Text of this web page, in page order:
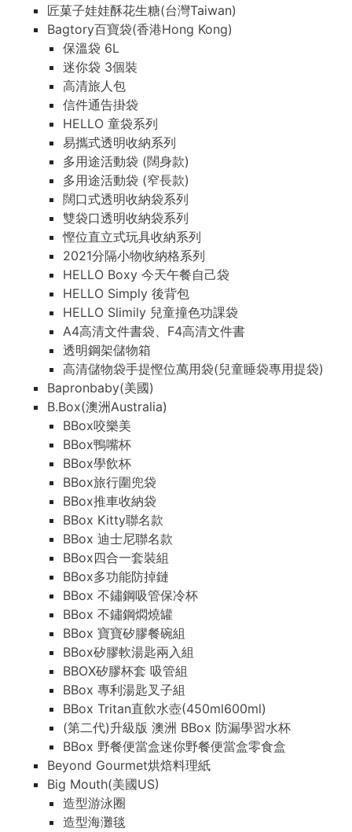
匠菓子娃娃酥花生糖(台灣Taiwan)
Bagtory百寶袋(香港Hong Kong)
保溫袋 6L
迷你袋 3個裝
高清旅人包
信件通告掛袋
HELLO 童袋系列
易攜式透明收納系列
多用途活動袋 (闊身款)
多用途活動袋 (窄長款)
闊口式透明收納袋系列
雙袋口透明收納袋系列
慳位直立式玩具收納系列
2021分隔小物收納格系列
HELLO Boxy 今天午餐自己袋
HELLO Simply 後背包
HELLO Slimily 兒童撞色功課袋
A4高清文件書袋、F4高清文件書
透明鋼架儲物箱
高清儲物袋手提慳位萬用袋(兒童睡袋專用提袋)
Bapronbaby(美國)
B.Box(澳洲Australia)
BBox咬樂美
BBox鴨嘴杯
BBox學飲杯
BBox旅行圍兜袋
BBox推車收納袋
BBox Kitty聯名款
BBox 迪士尼聯名款
BBox四合一套裝組
BBox多功能防掉鏈
BBox 不鏽鋼吸管保冷杯
BBox 不鏽鋼燜燒罐
BBox 寶寶矽膠餐碗組
BBox矽膠軟湯匙兩入組
BBOX矽膠杯套 吸管組
BBox 專利湯匙叉子組
BBox Tritan直飲水壺(450ml600ml)
(第二代)升級版 澳洲 BBox 防漏學習水杯
BBox 野餐便當盒迷你野餐便當盒零食盒
Beyond Gourmet烘焙料理紙
Big Mouth(美國US)
造型游泳圈
造型海灘毯